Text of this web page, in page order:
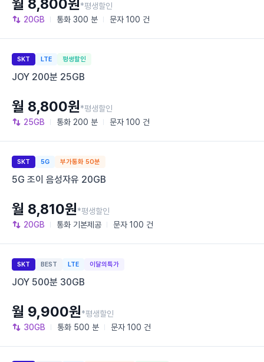
20GB 통화 300 분 문자 100 건
월 8,800원*평생할인
SKT LTE 평생할인
JOY 200분 25GB
25GB 통화 200 분 문자 100 건
월 8,800원*평생할인
SKT 5G 부가통화 50분
5G 조이 음성자유 20GB
20GB 통화 기본제공 문자 100 건
월 8,810원*평생할인
SKT BEST LTE 이달의특가
JOY 500분 30GB
30GB 통화 500 분 문자 100 건
월 9,900원*평생할인